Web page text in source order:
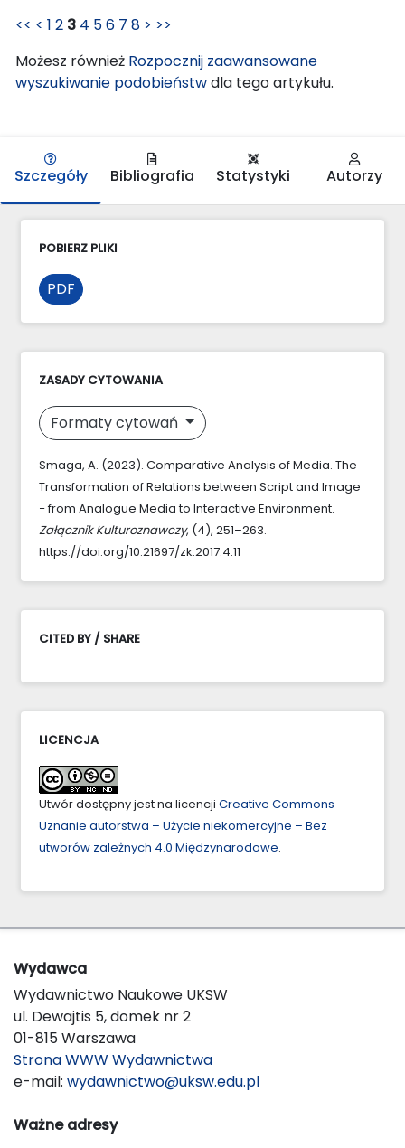
<< < 1 2 3 4 56 7 8 > >>
Możesz również Rozpocznij zaawansowane
wyszukiwanie podobieństwdla tego artykułu.
Szczegóły Bibliografia Statystyki Autorzy
POBIERZ PLIKI
PDF
ZASADY CYTOWANIA
Formaty cytowań
Smaga, A. (2023). Comparative Analysis of Media. The
Transformation of Relations between Script and Image
− from Analogue Media to Interactive Environment.
Załącznik Kulturoznawczy, (4), 251–263.
https://doi.org/10.21697/zk.2017.4.11
CITED BY / SHARE
LICENCJA
Utwór dostępny jest na licencji Creative Commons
Uznanie autorstwa – Użycie niekomercyjne – Bez
utworów zależnych 4.0 Międzynarodowe.
Wydawca
Wydawnictwo Naukowe UKSW
ul. Dewajtis 5, domek nr 2
01-815 Warszawa
Strona WWW Wydawnictwa
e-mail: wydawnictwo@uksw.edu.pl
Ważne adresy